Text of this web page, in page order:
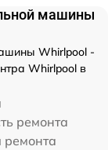
машины
Whirlpool -
Whirlpool в
ремонта